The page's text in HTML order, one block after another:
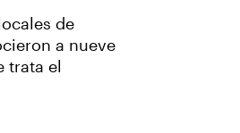
de
a nueve
trata el